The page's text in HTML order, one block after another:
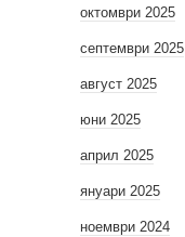
октомври 2025
септември 2025
август 2025
юни 2025
април 2025
януари 2025
ноември 2024